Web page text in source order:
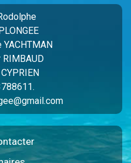
RIMBAUD